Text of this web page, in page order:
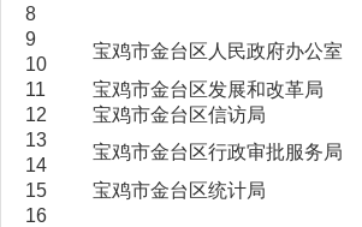
8
9
宝鸡市金台区人民政府办公室
10
11
宝鸡市金台区发展和改革局
12
宝鸡市金台区信访局
13
宝鸡市金台区行政审批服务局
14
15
宝鸡市金台区统计局
16